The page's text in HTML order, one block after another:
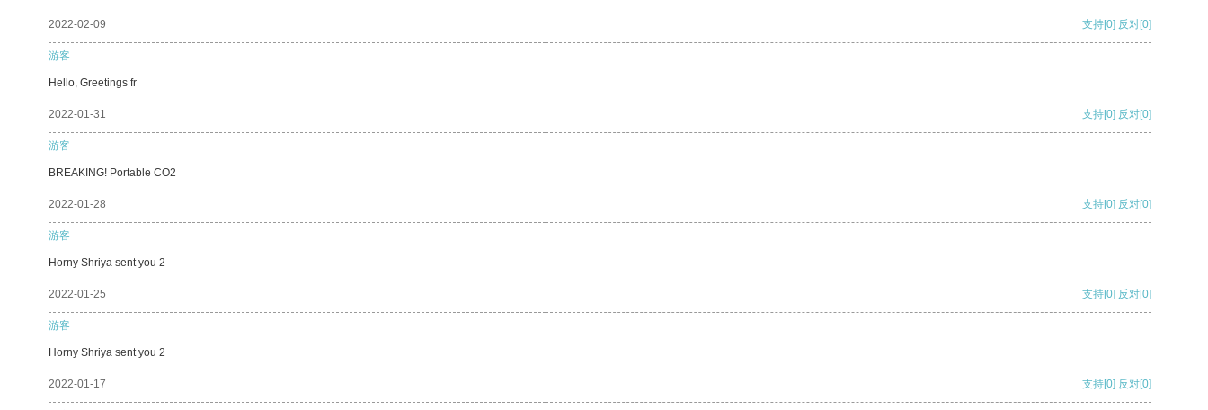
2022-02-09 支持[0] 反对[0]
游客
Hello, Greetings fr
2022-01-31 支持[0] 反对[0]
游客
BREAKING! Portable CO2
2022-01-28 支持[0] 反对[0]
游客
Horny Shriya sent you 2
2022-01-25 支持[0] 反对[0]
游客
Horny Shriya sent you 2
2022-01-17 支持[0] 反对[0]